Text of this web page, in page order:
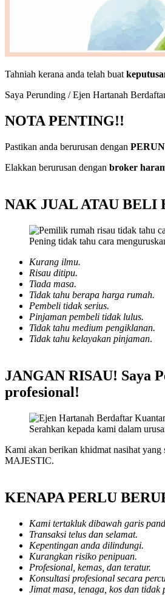
Tahniah kerana anda telah buat
Saya Perunding / Ejen Hartanah
NOTA PENTING!!
Pastikan anda berurusan dengan
Elakkan berurusan dengan broker
NAK JUAL ATAU BELI
Pening tidak tahu cara
Kurang ilmu.
Risau ditipu.
Tiada masa.
Tidak tahu berapa harga rumah.
Pembeli tidak serius.
Pinjaman pembeli tidak lulus.
Tidak tahu medium pengiklanan.
Tidak tahu kelayakan pinjaman.
JANGAN RISAU! Saya
profesional!
Serahkan kepada kami dalam
Kami akan berikan khidmat nasihat yang
MAJESTIC.
KENAPA PERLU
Kami tertakluk dibawah garis
Transaksi telus dan selamat.
Kepentingan anda dilindungi.
Kurangkan risiko penipuan.
Profesional, kemas, dan teratur.
Konsultasi profesional secara
Jimat masa, tenaga, kos dan tidak